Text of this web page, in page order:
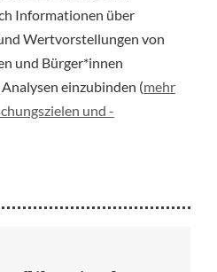
Informationen über
Wertvorstellungen von
und Bürger*innen
einzubinden (mehr
und -